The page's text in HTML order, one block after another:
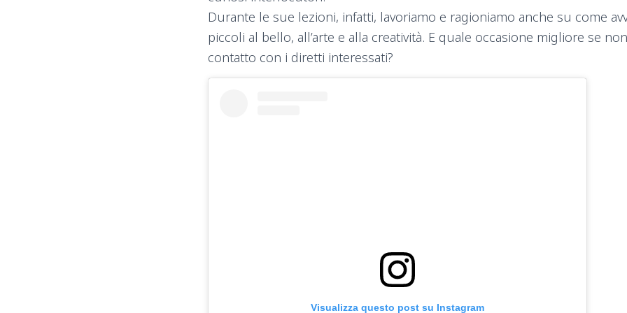
Durante le sue lezioni, infatti, lavoriamo e ragioniamo anche su come
piccoli al bello, all’arte e alla creatività. E quale occasione migliore se
contatto con i diretti interessati?
Visualizza questo post su Instagram